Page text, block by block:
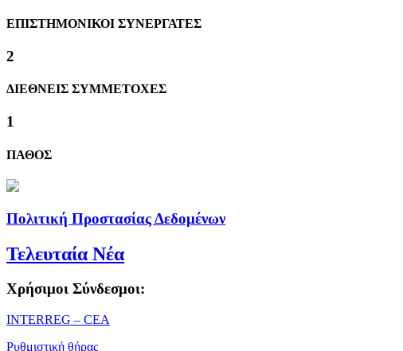
ΕΠΙΣΤΗΜΟΝΙΚΟΙ ΣΥΝΕΡΓΑΤΕΣ
2
ΔΙΕΘΝΕΙΣ ΣΥΜΜΕΤΟΧΕΣ
1
ΠΑΘΟΣ
Πολιτική Προστασίας Δεδομένων
Τελευταία Νέα
Χρήσιμοι Σύνδεσμοι:
ΙΝΤΕRREG – CEA
Ρυθμιστική θήρας